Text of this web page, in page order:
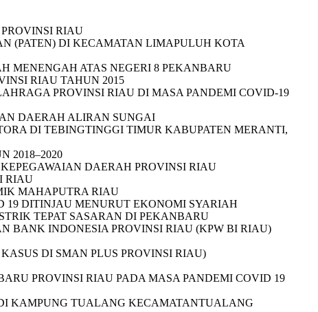
RIAU
(PATEN) DI KECAMATAN LIMAPULUH KOTA
MENENGAH ATAS NEGERI 8 PEKANBARU
RIAU TAHUN 2015
PROVINSI RIAU DI MASA PANDEMI COVID-19
DAERAH ALIRAN SUNGAI
DI TEBINGTINGGI TIMUR KABUPATEN MERANTI,
2018–2020
DAERAH PROVINSI RIAU
RIAU
MAHAPUTRA RIAU
19 DITINJAU MENURUT EKONOMI SYARIAH
TEPAT SASARAN DI PEKANBARU
BANK INDONESIA PROVINSI RIAU (KPW BI RIAU)
DI SMAN PLUS PROVINSI RIAU)
PROVINSI RIAU PADA MASA PANDEMI COVID 19
KAMPUNG TUALANG KECAMATANTUALANG